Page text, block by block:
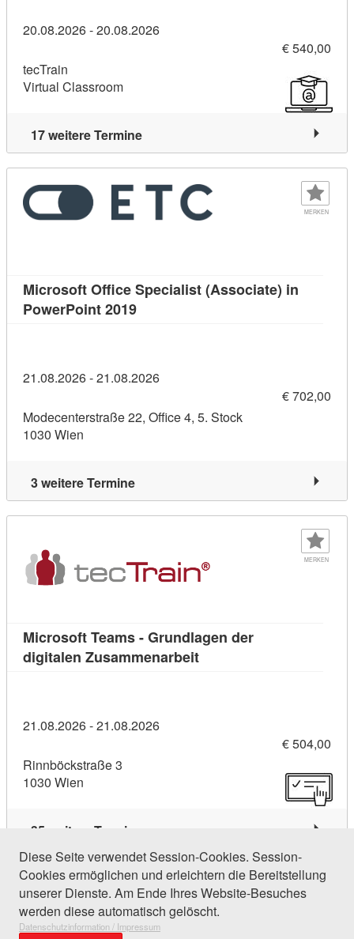
20.08.2026 - 20.08.2026
€ 540,00
tecTrain
Virtual Classroom
17 weitere Termine
MERKEN
Microsoft Office Specialist (Associate) in
PowerPoint 2019Kursdetail: Microsoft Office
21.08.2026 - 21.08.2026
€ 702,00
Modecenterstraße 22, Office 4, 5. Stock
1030 Wien
3 weitere Termine
MERKEN
Microsoft Teams - Grundlagen der
digitalen ZusammenarbeitKursdetail: Microsoft
21.08.2026 - 21.08.2026
€ 504,00
Rinnböckstraße 3
1030 Wien
35 weitere Termine
282 Einträge gefunden (1 von 14)
Diese Seite verwendet Session-Cookies. Session-
Cookies ermöglichen und erleichtern die Bereitstellung
unserer Dienste. Am Ende Ihres Website-Besuches
werden diese automatisch gelöscht.
Datenschutzinformation / Impressum